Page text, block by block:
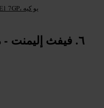
كاونتي هول، 3B بيلفيدير رود، لندن SE1 7GP، يو كيه
فيفث إليمنت -